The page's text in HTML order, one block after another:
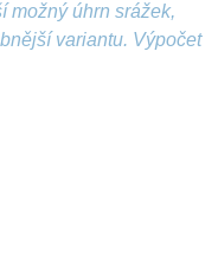
možný úhrn srážek,
variantu. Výpočet